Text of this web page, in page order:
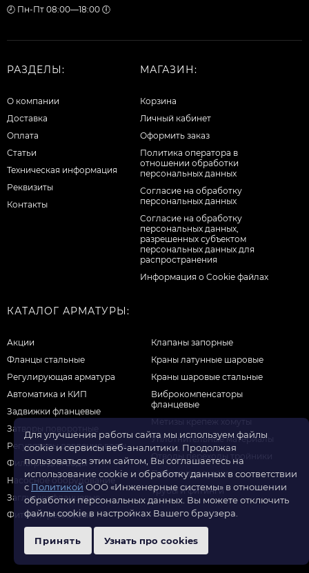
🕗 Пн-Пт 08:00—18:00 🕕
РАЗДЕЛЫ:
О компании
Доставка
Оплата
Статьи
Техническая информация
Реквизиты
Контакты
МАГАЗИН:
Корзина
Личный кабинет
Оформить заказ
Политика оператора в
отношении обработки
персональных данных
Согласие на обработку
персональных данных
Cогласие на обработку
персональных данных,
разрешенных субъектом
персональных данных для
распространения
Информация о Cookie файлах
КАТАЛОГ АРМАТУРЫ:
Акции
Фланцы стальные
Регулирующая арматура
Автоматика и КИП
Задвижки фланцевые
Затворы поворотные
Регуляторы давления воды
Фильтры для воды
Насосное оборудование
Заглушки фланцевые
Фитинги резьбовые
Клапаны запорные
Краны латунные шаровые
Краны шаровые стальные
Виброкомпенсаторы
фланцевые
Метизы крепеж хомуты
Уплотнительные материалы
Отводы переходы тройники
Прочая продукция
Трубы и фитинги
Для улучшения работы сайта мы используем файлы
cookie и сервисы веб-аналитики. Продолжая
пользоваться этим сайтом, Вы соглашаетесь на
использование cookie и обработку данных в соответствии
с Политикой ООО «Инженерные системы» в отношении
обработки персональных данных. Вы можете отключить
файлы cookie в настройках Вашего браузера.
Принять Узнать про cookies